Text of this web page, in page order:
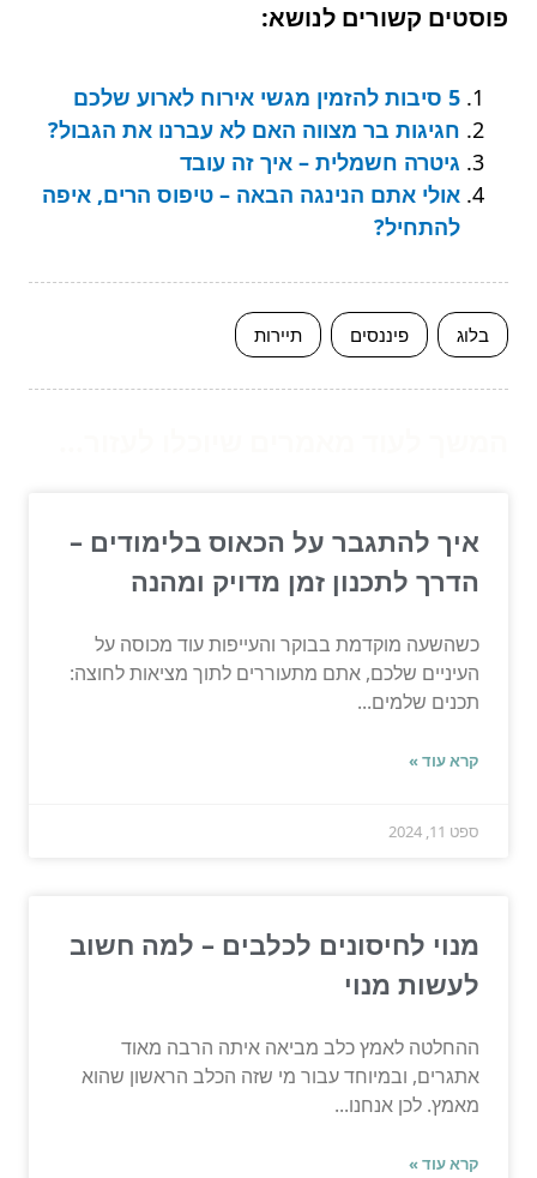
פוסטים קשורים לנושא:
5 סיבות להזמין מגשי אירוח לארוע שלכם
חגיגות בר מצווה האם לא עברנו את הגבול?
גיטרה חשמלית – איך זה עובד
אולי אתם הנינגה הבאה – טיפוס הרים, איפה
להתחיל?
בלוג פיננסים תיירות
איך להתגבר על הכאוס בלימודים –
הדרך לתכנון זמן מדויק ומהנה
כשהשעה מוקדמת בבוקר והעייפות עוד מכוסה על
העיניים שלכם, אתם מתעוררים לתוך מציאות לחוצה:
תכנים שלמים...
קרא עוד »
ספט 11, 2024
מנוי לחיסונים לכלבים – למה חשוב
לעשות מנוי
ההחלטה לאמץ כלב מביאה איתה הרבה מאוד
אתגרים, ובמיוחד עבור מי שזה הכלב הראשון שהוא
מאמץ. לכן אנחנו...
קרא עוד »